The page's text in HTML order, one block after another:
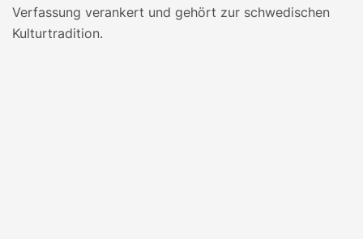
Verfassung verankert und gehört zur schwedischen
Kulturtradition.